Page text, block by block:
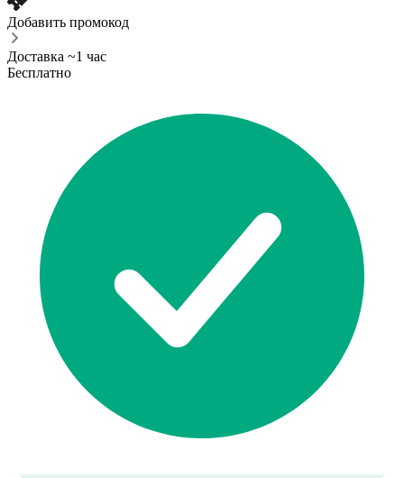
Добавить промокод
Доставка ~1 час
Бесплатно